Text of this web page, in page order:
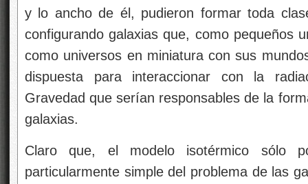
y lo ancho de él, pudieron formar toda
configurando galaxias que, como pequeños
como universos en miniatura con sus
dispuesta para interaccionar con la
Gravedad que serían responsables de la
galaxias.
Claro que, el modelo isotérmico sólo
particularmente simple del problema de las